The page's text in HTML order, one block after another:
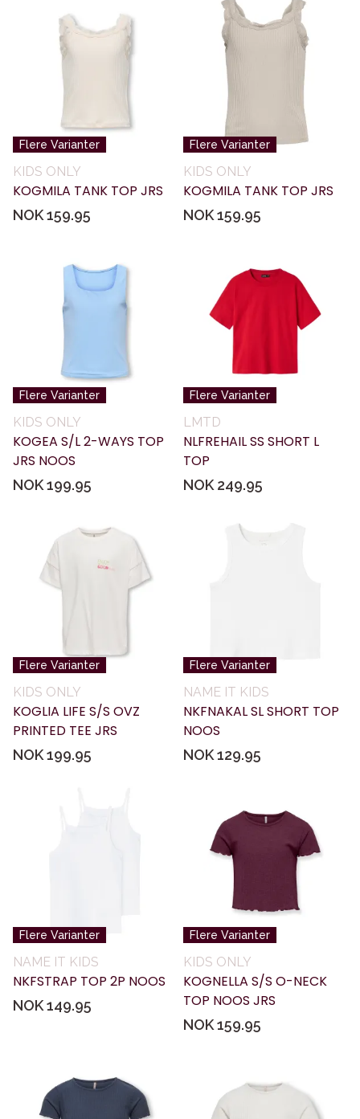
Flere Varianter
KIDS ONLY
KOGMILA TANK TOP JRS
NOK 159.95
Flere Varianter
KIDS ONLY
KOGMILA TANK TOP JRS
NOK 159.95
Flere Varianter
KIDS ONLY
KOGEA S/L 2-WAYS TOP
JRS NOOS
NOK 199.95
Flere Varianter
LMTD
NLFREHAIL SS SHORT L
TOP
NOK 249.95
Flere Varianter
KIDS ONLY
KOGLIA LIFE S/S OVZ
PRINTED TEE JRS
NOK 199.95
Flere Varianter
NAME IT KIDS
NKFNAKAL SL SHORT TOP
NOOS
NOK 129.95
Flere Varianter
NAME IT KIDS
NKFSTRAP TOP 2P NOOS
NOK 149.95
Flere Varianter
KIDS ONLY
KOGNELLA S/S O-NECK
TOP NOOS JRS
NOK 159.95